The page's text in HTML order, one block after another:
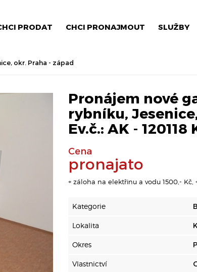
PRODAT CHCI PRONAJMOUT SLUŽBY
okr. Praha - západ
Pronájem nové
rybníku,
Ev.č.: AK -
Cena
pronajato
+ záloha na elektřinu a vodu 1500,- Kč,
Kategorie
Lokalita
Okres
Vlastnictví